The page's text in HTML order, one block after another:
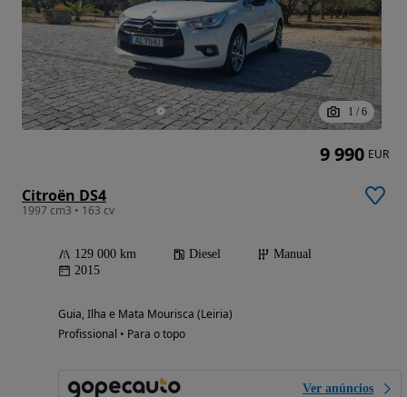
1 / 6
Citroën DS4
1997 cm3 • 163 cv
129 000 km Diesel
Manual
2015
Guia, Ilha e Mata Mourisca (Leiria)
Profissional • Para o topo
Ver anúncios
9 990 EUR